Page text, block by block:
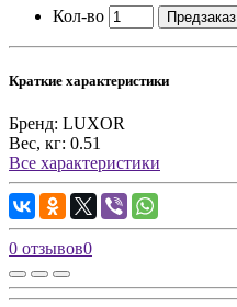
Кол-во Предзаказ
Краткие характеристики
Бренд: LUXOR
Вес, кг: 0.51
Все характеристики
0 отзывов0